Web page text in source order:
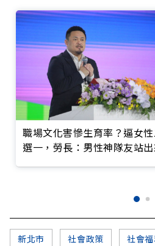
職場文化害慘生育率？逼女
選一，勞長：男性神隊友站
新北市 社會政策 社會